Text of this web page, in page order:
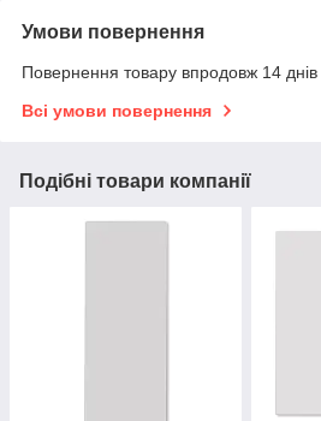
Умови повернення
Повернення товару впродовж 14 днів
Всі умови повернення
Подібні товари компанії